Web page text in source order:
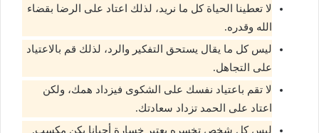
لا تعطينا الحياة كل ما نريد، لذلك اعتاد على الرضا بقضاء
الله وقدره.
ليس كل ما يقال يستحق التفكير والرد، لذلك قم بالاعتياد
على التجاهل.
لا تقم باعتياد نفسك على الشكوى فيزداد همك، ولكن
اعتاد على الحمد تزداد سعادتك.
ليس كل شخص تخسره يعتبر خسارة أحيانا يكن مكسب.